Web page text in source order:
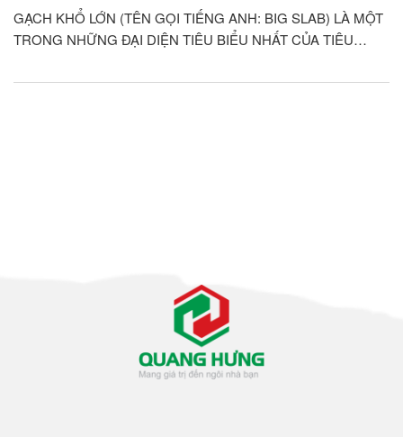
GẠCH KHỔ LỚN (TÊN GỌI TIẾNG ANH: BIG SLAB) LÀ MỘT
TRONG NHỮNG ĐẠI DIỆN TIÊU BIỂU NHẤT CỦA TIÊU
GẠCH NÀY CHO KHÔNG GIAN NHÀ CỬA QUẢ THỰC ĐEM